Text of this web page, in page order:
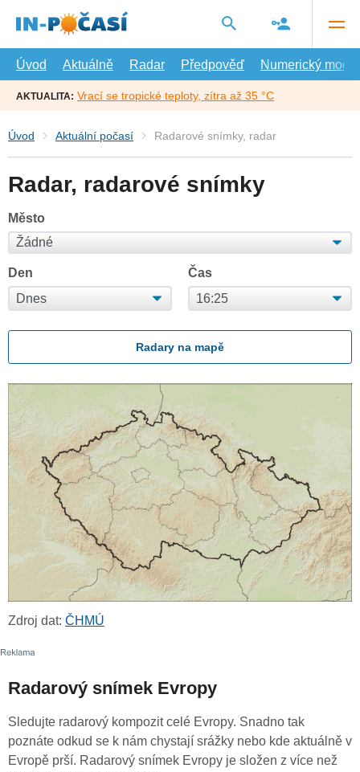
hlavní
Úvod
Aktuálně Radar Předpověď Numerický model
AKTUALITA: Vrací se tropické teploty, zítra až 35 °C
Úvod Aktuální počasí Radarové snímky, radar
Radar, radarové snímky
Město
Den Čas
Radary na mapě
Zdroj dat: ČHMÚ
Radarový snímek Evropy
Sledujte radarový kompozit celé Evropy. Snadno tak
poznáte odkud se k nám chystají srážky nebo kde aktuálně v
Evropě prší. Radarový snímek Evropy je složen z více než